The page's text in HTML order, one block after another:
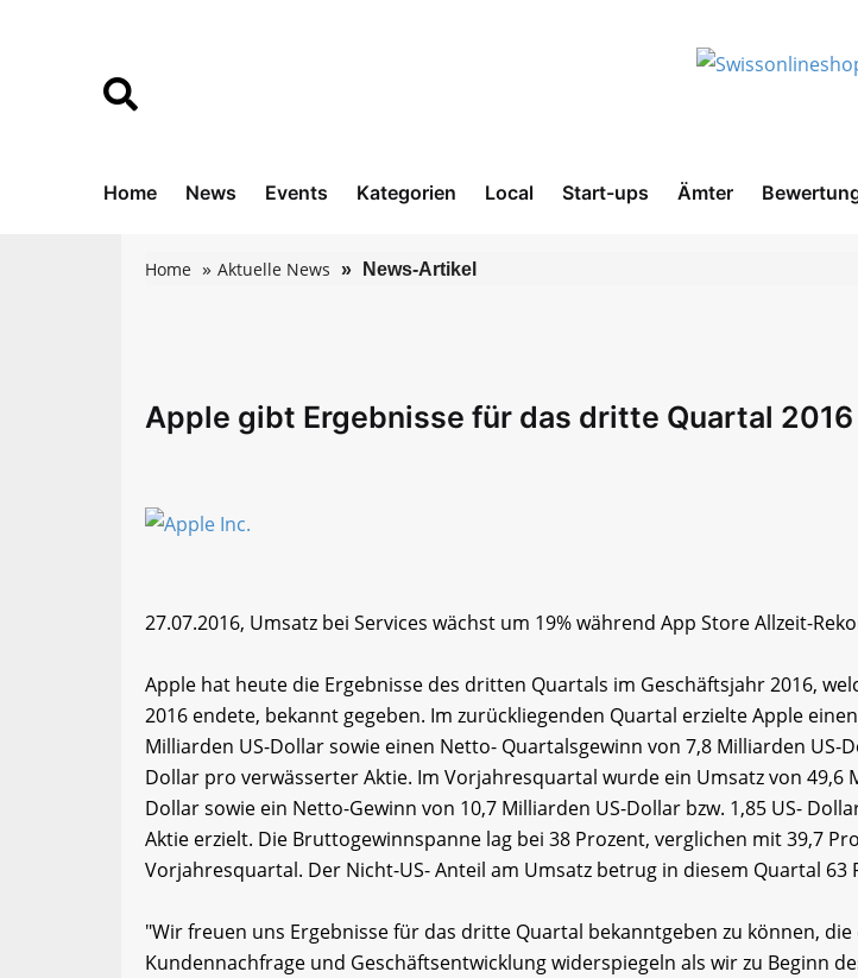
Home News Events Kategorien Local Start-ups Ämter
Home Aktuelle News News-Artikel
Apple gibt Ergebnisse für das dritte Quartal
27.07.2016, Umsatz bei Services wächst um 19% während App Store Allzeit-
Apple hat heute die Ergebnisse des dritten Quartals im Geschäftsjahr 2016,
2016 endete, bekannt gegeben. Im zurückliegenden Quartal erzielte Apple
Milliarden US-Dollar sowie einen Netto- Quartalsgewinn von 7,8 Milliarden US-
Dollar pro verwässerter Aktie. Im Vorjahresquartal wurde ein Umsatz von 49,6
Dollar sowie ein Netto-Gewinn von 10,7 Milliarden US-Dollar bzw. 1,85 US-
Aktie erzielt. Die Bruttogewinnspanne lag bei 38 Prozent, verglichen mit 39,7
Vorjahresquartal. Der Nicht-US- Anteil am Umsatz betrug in diesem Quartal 63
"Wir freuen uns Ergebnisse für das dritte Quartal bekanntgeben zu können,
Kundennachfrage und Geschäftsentwicklung widerspiegeln als wir zu Beginn